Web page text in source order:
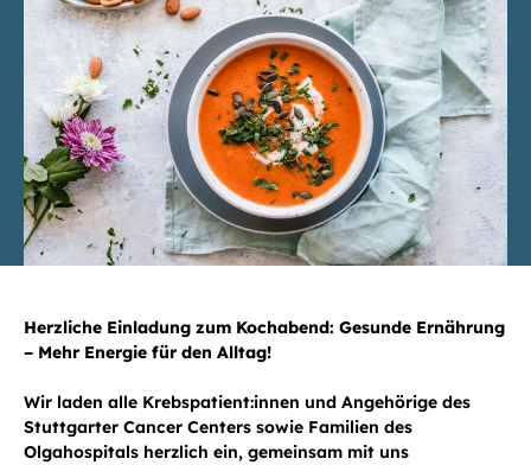
Herzliche Einladung zum Kochabend: Gesunde Ernährung
– Mehr Energie für den Alltag!
Wir laden alle Krebspatient:innen und Angehörige des
Stuttgarter Cancer Centers sowie Familien des
Olgahospitals herzlich ein, gemeinsam mit uns